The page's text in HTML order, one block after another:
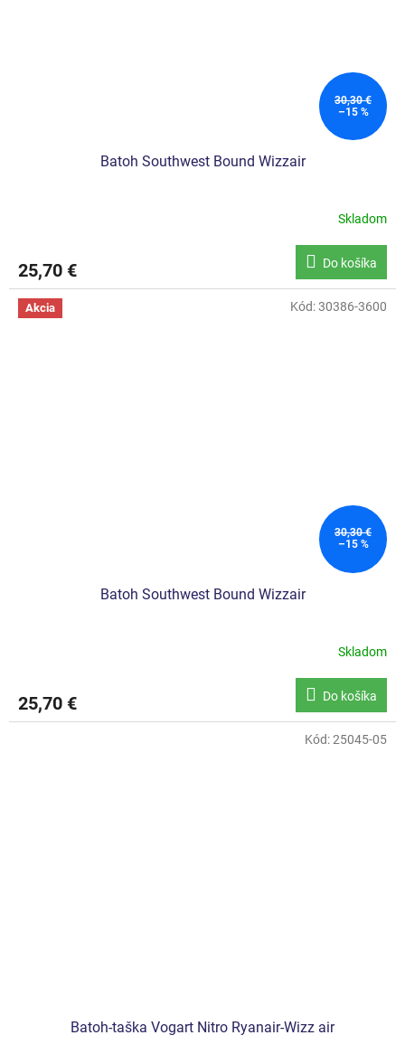
30,30 €
–15 %
Batoh Southwest Bound Wizzair
Skladom
25,70 € Do košíka
Akcia
30,30 €
–15 %
Batoh Southwest Bound Wizzair
Skladom
25,70 € Do košíka
Kód:30386-3600
Batoh-taška Vogart Nitro Ryanair-Wizz air
Kód:25045-05